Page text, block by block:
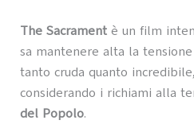
The Sacrament è un film
sa mantenere alta la
tanto cruda quanto
considerando i richiami alla
del Popolo.